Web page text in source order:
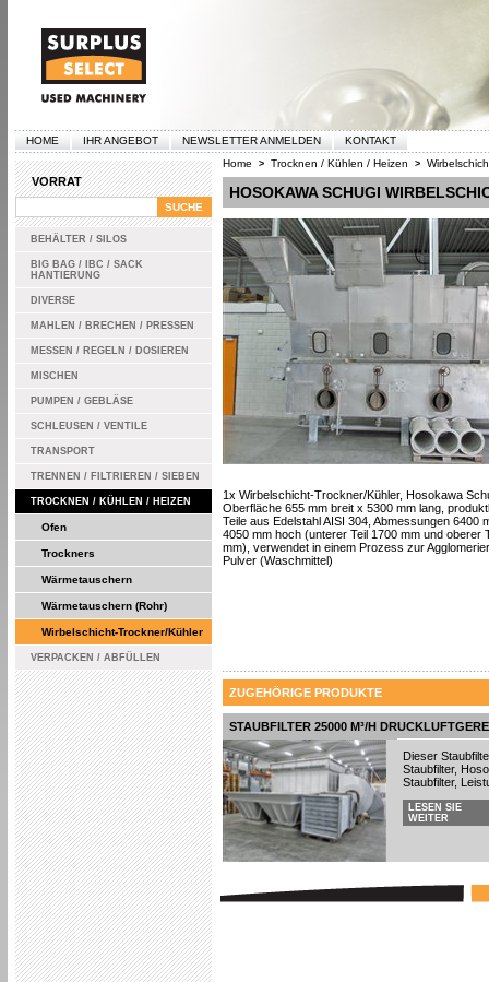
HOME IHR ANGEBOT NEWSLETTER ANMELDEN KONTAKT
VORRAT
BEHÄLTER / SILOS
BIG BAG / IBC / SACK
HANTIERUNG
DIVERSE
MAHLEN / BRECHEN / PRESSEN
MESSEN / REGELN / DOSIEREN
MISCHEN
PUMPEN / GEBLÄSE
SCHLEUSEN / VENTILE
TRANSPORT
TRENNEN / FILTRIEREN / SIEBEN
TROCKNEN / KÜHLEN / HEIZEN
Ofen
Trockners
Wärmetauschern
Wärmetauschern (Rohr)
Wirbelschicht-Trockner/Kühler
VERPACKEN / ABFÜLLEN
Home > Trocknen / Kühlen / Heizen >
HOSOKAWA SCHUGI
1x Wirbelschicht-Trockner/Kühler, Hosokawa
Oberfläche 655 mm breit x 5300 mm lang,
Teile aus Edelstahl AISI 304, Abmessungen 6400
4050 mm hoch (unterer Teil 1700 mm und oberer
mm), verwendet in einem Prozess zur
Pulver (Waschmittel)
ZUGEHÖRIGE PRODUKTE
STAUBFILTER 25000 M³/H
Dieser
Staubfilter,
Staubfilter,
LESEN SIE
WEITER